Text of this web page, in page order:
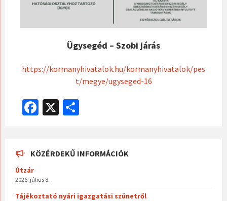
Ügysegéd – Szobi járás
https://kormanyhivatalok.hu/kormanyhivatalok/pes
t/megye/ugyseged-16
Fa
ce
o
o
k
X
ss
m
KÖZÉRDEKŰ INFORMÁCIÓK
Útzár
2026. július 8.
Tájékoztató nyári igazgatási szünetről